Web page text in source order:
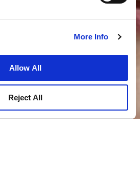
More Info
Allow All
Reject All